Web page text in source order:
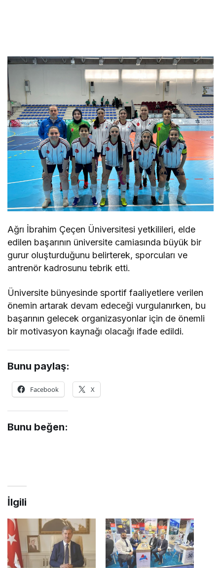
Ağrı İbrahim Çeçen Üniversitesi yetkilileri, elde
edilen başarının üniversite camiasında büyük bir
gurur oluşturduğunu belirterek, sporcuları ve
antrenör kadrosunu tebrik etti.
Üniversite bünyesinde sportif faaliyetlere verilen
önemin artarak devam edeceği vurgulanırken, bu
başarının gelecek organizasyonlar için de önemli
bir motivasyon kaynağı olacağı ifade edildi.
Bunu paylaş:
Facebook X
Bunu beğen:
İlgili